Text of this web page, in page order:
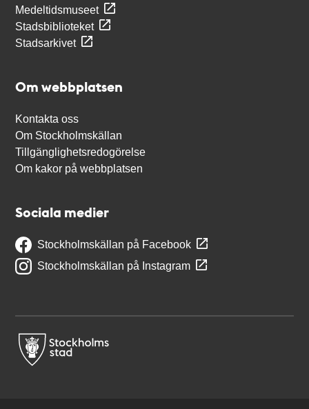
Medeltidsmuseet
Stadsbiblioteket
Stadsarkivet
Om webbplatsen
Kontakta oss
Om Stockholmskällan
Tillgänglighetsredogörelse
Om kakor på webbplatsen
Sociala medier
Stockholmskällan på Facebook
Stockholmskällan på Instagram